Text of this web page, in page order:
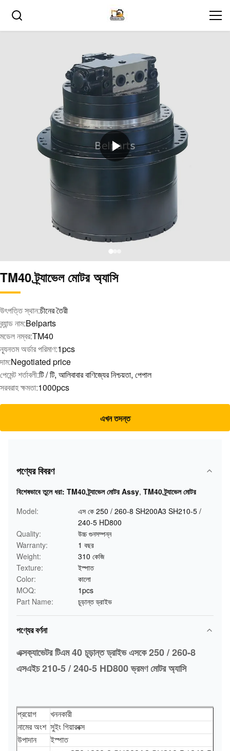
TM40 ট্র্যাভেল মোটর অ্যাসি
উৎপত্তি স্থান:চীনের তৈরী
ব্র্যান্ড নাম:Belparts
মডেল নম্বর:TM40
ন্যূনতম অর্ডার পরিমাণ:1pcs
দাম:Negotiated price
পেমেন্ট শর্তাবলী:টি / টি, আলিবাবার বাণিজ্যের নিশ্চয়তা, পেপাল
সরবরাহ ক্ষমতা:1000pcs
এখন তদন্ত
পণ্যের বিবরণ
বিশেষভাবে তুলে ধরা: TM40 ট্র্যাভেল মোটর Assy, TM40 ট্র্যাভেল মোটর
Model:
এস কে 250 / 260-8 SH200A3 SH210-5 /
240-5 HD800
Quality:
উচ্চ গুনসম্পন্ন
Warranty:
1 বছর
Weight:
310 কেজি
Texture:
ইস্পাত
Color:
কালো
MOQ:
1pcs
Part Name:
চূড়ান্ত ড্রাইভ
পণ্যের বর্ণনা
এক্সক্যাভেটর টিএম 40 চূড়ান্ত ড্রাইভ এসকে 250 / 260-8
এসএইচ 210-5 / 240-5 HD800 ভ্রমণ মোটর অ্যাসি
প্রয়োগ
খননকারী
নামের অংশ সুইং গিয়ারবক্স
উপাদান
ইস্পাত